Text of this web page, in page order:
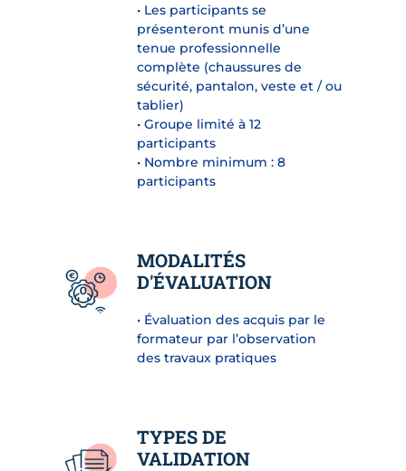
• Les participants se
présenteront munis d’une
tenue professionnelle
complète (chaussures de
sécurité, pantalon, veste et / ou
tablier)
• Groupe limité à 12
participants
• Nombre minimum : 8
participants
MODALITÉS
D'ÉVALUATION
• Évaluation des acquis par le
formateur par l’observation
des travaux pratiques
TYPES DE
VALIDATION